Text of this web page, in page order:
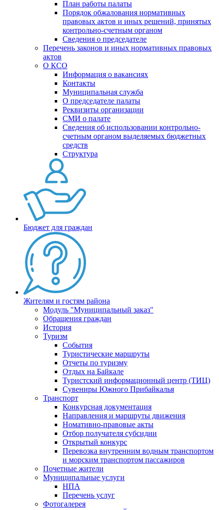
План работы палаты
Порядок обжалования нормативных
правовых актов и иных решений, принятых
контрольно-счетным органом
Сведения о председателе
Перечень законов и иных нормативных правовых
актов
О КСО
Информация о вакансиях
Контакты
Муниципальная служба
О председателе палаты
Реквизиты организации
СМИ о палате
Сведения об использовании контрольно-
счетным органом выделяемых бюджетных
средств
Структура
Бюджет для граждан
Жителям и гостям района
Модуль "Муниципальный заказ"
Обращения граждан
История
Туризм
События
Туристические маршруты
Отчеты по туризму
Отдых на Байкале
Туристский информационный центр (ТИЦ)
Сувениры Южного Прибайкалья
Транспорт
Конкурсная документация
Направления и маршруты движения
Номативно-правовые акты
Отбор получателя субсидии
Открытый конкурс
Перевозка внутренним водным транспортом
и морским транспортом пассажиров
Почетные жители
Муниципальные услуги
НПА
Перечень услуг
Фотогалерея